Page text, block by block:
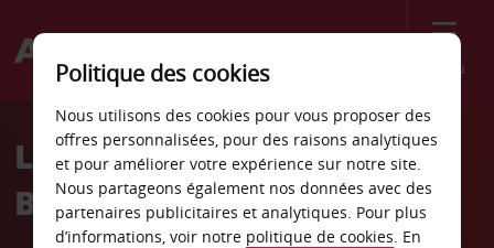
Menu
Welcome
AvisLocation de voiture
Basking Ridge
Politique des cookies
Nous utilisons des cookies pour vous proposer des
offres personnalisées, pour des raisons analytiques
et pour améliorer votre expérience sur notre site.
Nous partageons également nos données avec des
partenaires publicitaires et analytiques. Pour plus
d’informations, voir notre politique de cookies. En